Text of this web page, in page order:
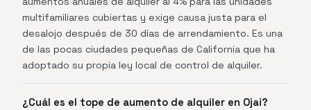
multifamiliares cubiertas y exige causa justa para el
desalojo después de 30 días de arrendamiento. Es una
de las pocas ciudades pequeñas de California que ha
adoptado su propia ley local de control de alquiler.
¿Cuál es el tope de aumento de alquiler en Ojai?